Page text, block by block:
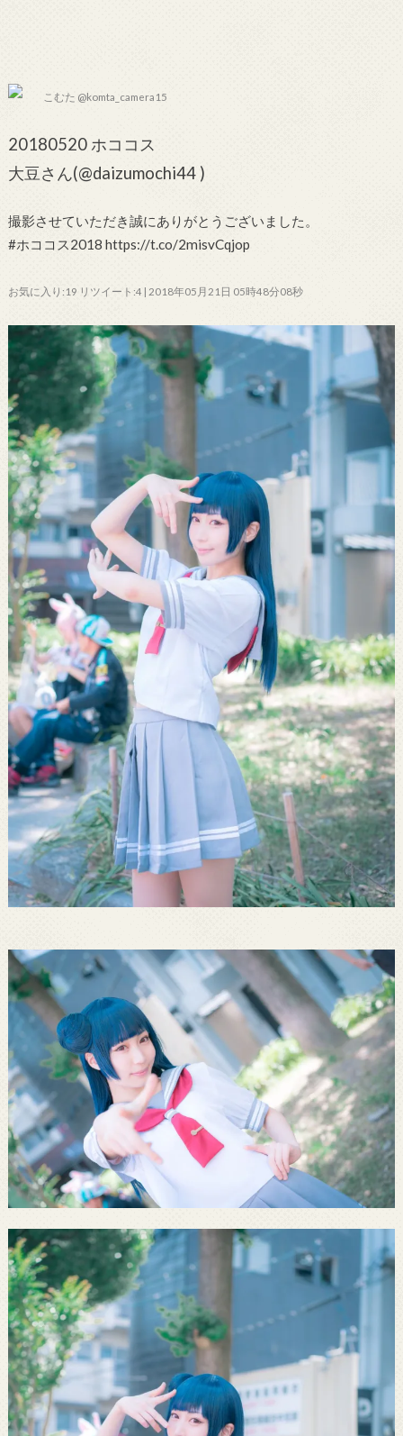
こむた @komta_camera15
20180520 ホココス
大豆さん(@daizumochi44 )
撮影させていただき誠にありがとうございました。
#ホココス2018 https://t.co/2misvCqjop
お気に入り:19 リツイート:4 | 2018年05月21日 05時48分08秒